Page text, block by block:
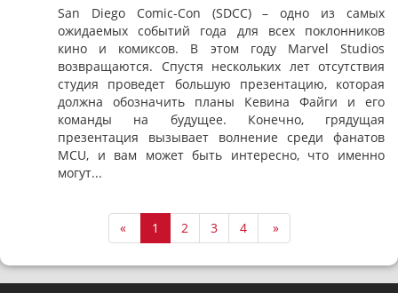
San Diego Comic-Con (SDCC) – одно из самых
ожидаемых событий года для всех поклонников
кино и комиксов. В этом году Marvel Studios
возвращаются. Спустя нескольких лет отсутствия
студия проведет большую презентацию, которая
должна обозначить планы Кевина Файги и его
команды на будущее. Конечно, грядущая
презентация вызывает волнение среди фанатов
MCU, и вам может быть интересно, что именно
могут...
« 1 2 3 4 »